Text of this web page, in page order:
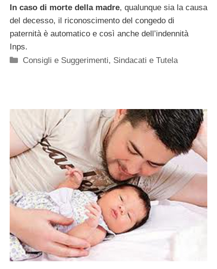
In caso di morte della madre, qualunque sia la causa
del decesso, il riconoscimento del congedo di
paternità è automatico e così anche dell’indennità
Inps.
Categorie
Consigli e Suggerimenti, Sindacati e Tutela